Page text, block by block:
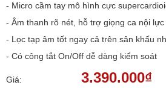
- Micro cầm tay mô hình cực
- Âm thanh rõ nét, hỗ trợ giọng ca nội
- Lọc tạp âm tốt ngay cả trên sân khấu
- Có công tắt On/Off dễ dàng kiểm soát
Giá: 3.390.000₫